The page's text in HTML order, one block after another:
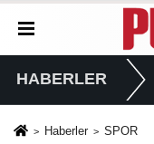
HABERLER
Haberler SPOR